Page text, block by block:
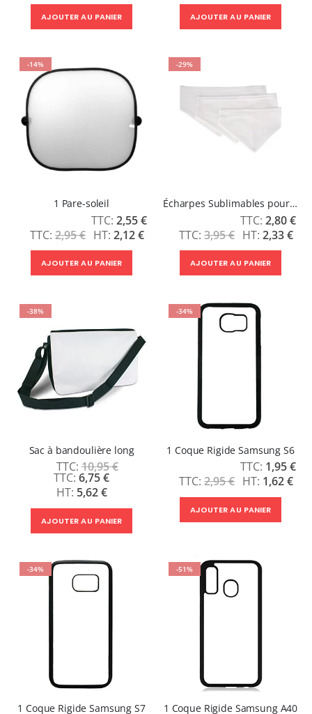
AJOUTER AU PANIER AJOUTER AU PANIER
-14%
1 Pare-soleil
2,95 €
Prix
Spécial
2,55 €
2,12 €
AJOUTER AU PANIER
-29%
Écharpes Sublimables pour Animaux
3,95 €
Prix
Spécial
2,80 €
2,33 €
AJOUTER AU PANIER
-38%
Sac à bandoulière long
10,95 €
Prix
Spécial
6,75 €
5,62 €
AJOUTER AU PANIER
-34%
1 Coque Rigide Samsung S6
2,95 €
Prix
Spécial
1,95 €
1,62 €
AJOUTER AU PANIER
-34%
1 Coque Rigide Samsung S7
-51%
1 Coque Rigide Samsung A40